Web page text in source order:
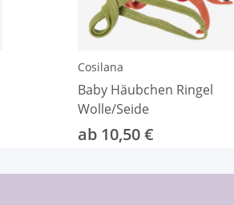
Cosilana
Baby Häubchen Ringel
Wolle/Seide
ab 10,50 €